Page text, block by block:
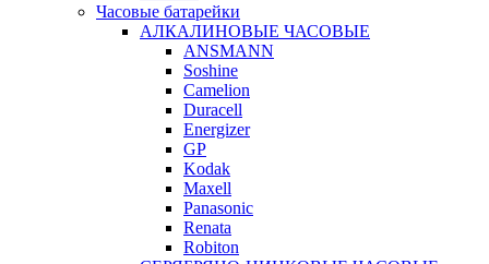
Часовые батарейки
АЛКАЛИНОВЫЕ ЧАСОВЫЕ
ANSMANN
Soshine
Camelion
Duracell
Energizer
GP
Kodak
Maxell
Panasonic
Renata
Robiton